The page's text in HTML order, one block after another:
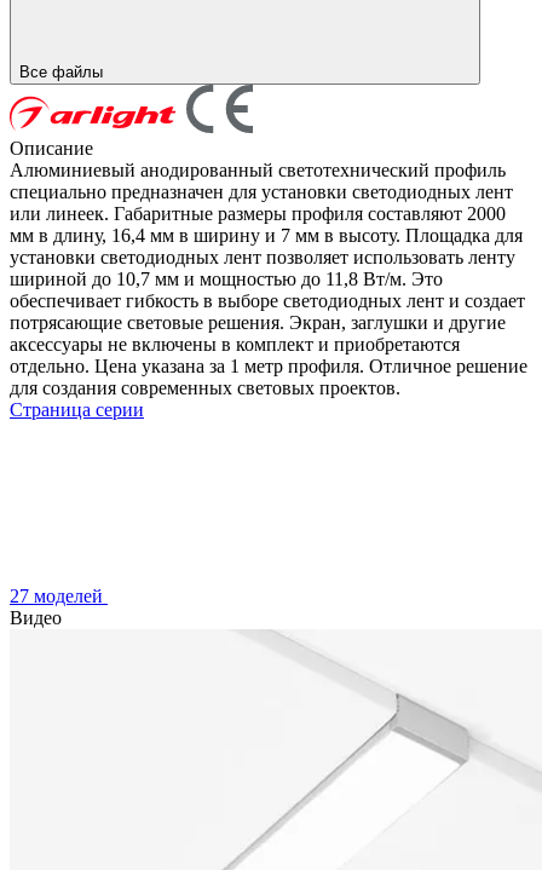
Все файлы
Описание
Алюминиевый анодированный светотехнический профиль
специально предназначен для установки светодиодных лент
или линеек. Габаритные размеры профиля составляют 2000
мм в длину, 16,4 мм в ширину и 7 мм в высоту. Площадка для
установки светодиодных лент позволяет использовать ленту
шириной до 10,7 мм и мощностью до 11,8 Вт/м. Это
обеспечивает гибкость в выборе светодиодных лент и создает
потрясающие световые решения. Экран, заглушки и другие
аксессуары не включены в комплект и приобретаются
отдельно. Цена указана за 1 метр профиля. Отличное решение
для создания современных световых проектов.
Страница серии
27 моделей
Видео